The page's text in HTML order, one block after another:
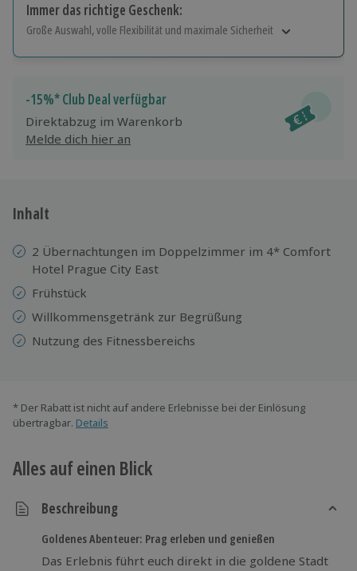
Immer das richtige Geschenk:
Große Auswahl, volle Flexibilität und maximale Sicherheit
Jeder Gutschein für alle Erlebnisse einlösbar.
Maximale Sicherheit
10 Jahre gültig & verlängerbar.
-15%* Club Deal verfügbar
Direktabzug im Warenkorb
Melde dich hier an
Inhalt
2 Übernachtungen im Doppelzimmer im 4* Comfort
Hotel Prague City East
Frühstück
Willkommensgetränk zur Begrüßung
Nutzung des Fitnessbereichs
* Der Rabatt ist nicht auf andere Erlebnisse bei der Einlösung
übertragbar. Details
Alles auf einen Blick
Beschreibung
Goldenes Abenteuer: Prag erleben und genießen
Das Erlebnis führt euch direkt in die goldene Stadt